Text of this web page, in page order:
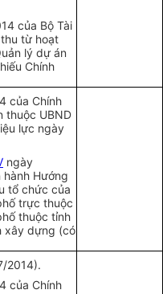
của Bộ Tài
từ hoạt
lý dự án
Chính
của Chính
thuộc UBND
lực ngày
ngày
Hướng
tổ chức của
trực thuộc
thuộc tỉnh
xây dựng (có
2014).
của Chính